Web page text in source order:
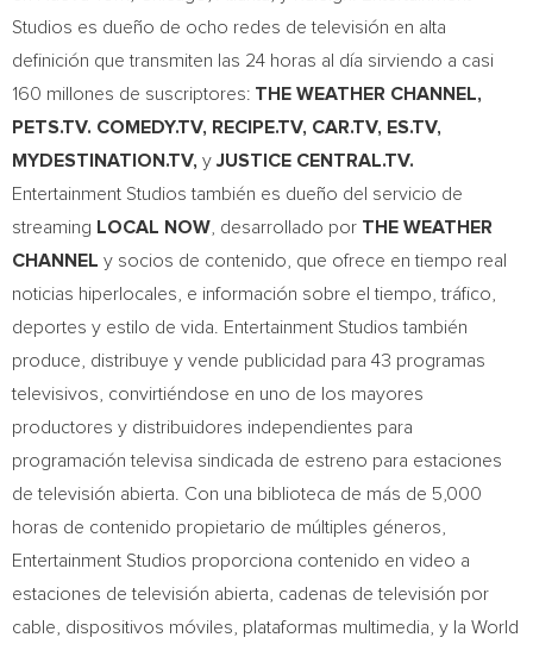
Studios es dueño de ocho redes de televisión en alta
definición que transmiten las 24 horas al día sirviendo a casi
160 millones de suscriptores: THE WEATHER CHANNEL,
PETS.TV. COMEDY.TV, RECIPE.TV, CAR.TV, ES.TV,
MYDESTINATION.TV, yJUSTICE CENTRAL.TV.
Entertainment Studios también es dueño del servicio de
streaming LOCAL NOW , desarrollado por THE WEATHER
CHANNEL y socios de contenido, que ofrece en tiempo real
noticias hiperlocales, e información sobre el tiempo, tráfico,
deportes y estilo de vida. Entertainment Studios también
produce, distribuye y vende publicidad para 43 programas
televisivos, convirtiéndose en uno de los mayores
productores y distribuidores independientes para
programación televisa sindicada de estreno para estaciones
de televisión abierta. Con una biblioteca de más de 5,000
horas de contenido propietario de múltiples géneros,
Entertainment Studios proporciona contenido en video a
estaciones de televisión abierta, cadenas de televisión por
cable, dispositivos móviles, plataformas multimedia, y la World